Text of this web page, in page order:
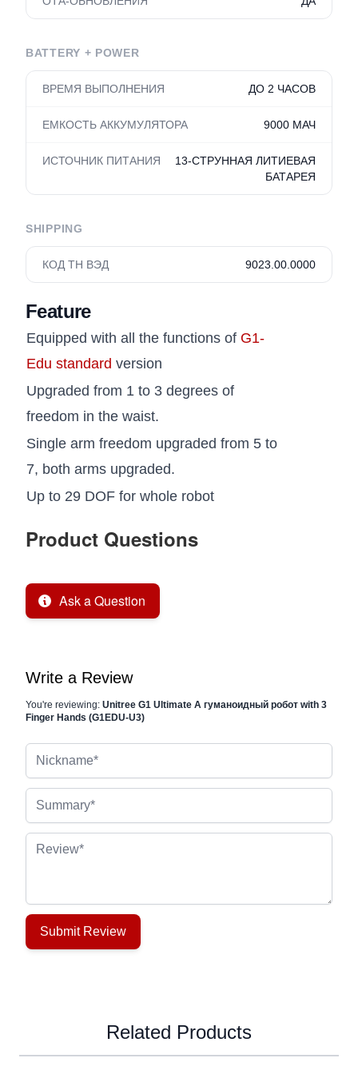
BATTERY + POWER
ВРЕМЯ ВЫПОЛНЕНИЯ ДО 2 ЧАСОВ
ЕМКОСТЬ АККУМУЛЯТОРА 9000 МАЧ
ИСТОЧНИК ПИТАНИЯ
13-СТРУННАЯ ЛИТИЕВАЯ
БАТАРЕЯ
SHIPPING
КОД ТН ВЭД 9023.00.0000
Feature
Equipped with all the functions of G1-
Edu standard version
Upgraded from 1 to 3 degrees of
freedom in the waist.
Single arm freedom upgraded from 5 to
7, both arms upgraded.
Up to 29 DOF for whole robot
Product Questions
Ask a Question
Write a Review
You're reviewing: Unitree G1 Ultimate A гуманоидный робот with 3
Finger Hands (G1EDU-U3)
Review
Submit Review
Related Products